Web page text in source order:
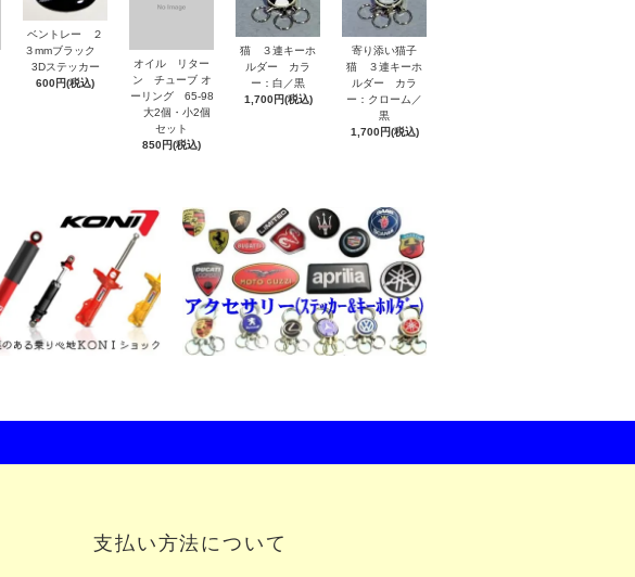
ベントレー ２
３mmブラック
3Dステッカー
600円(税込)
オイル リター
ン チューブ オ
ーリング 65-98
大2個・小2個
セット
850円(税込)
猫 ３連キーホ
ルダー カラ
ー：白／黒
1,700円(税込)
寄り添い猫子
猫 ３連キーホ
ルダー カラ
ー：クローム／
黒
1,700円(税込)
支払い方法について